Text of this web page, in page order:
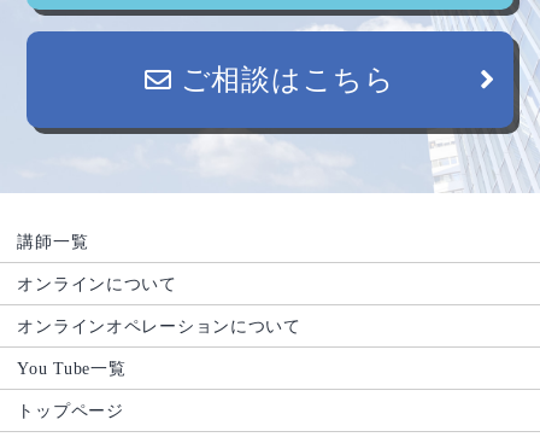
ご相談はこちら
講師一覧
オンラインについて
オンラインオペレーションについて
You Tube一覧
トップページ